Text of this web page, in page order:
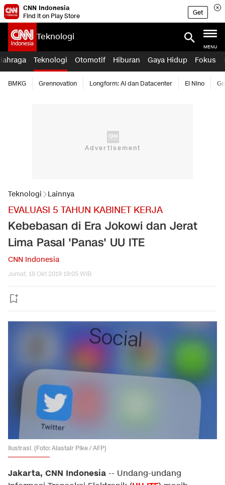
CNN Indonesia
Find it on Play Store
Get
Teknologi
MENU
Teknologi Otomotif Hiburan Gaya Hidup Fokus
BMKG Grennovation Longform: AI dan Datacenter El Nino
Teknologi Lainnya
EVALUASI 5 TAHUN KABINET KERJA
Kebebasan di Era Jokowi dan Jerat
Lima Pasal 'Panas' UU ITE
CNN Indonesia
Jumat, 18 Okt 2019 19:05 WIB
Ilustrasi. (Foto: Alastair Pike / AFP)
Jakarta, CNN Indonesia -- Undang-undang